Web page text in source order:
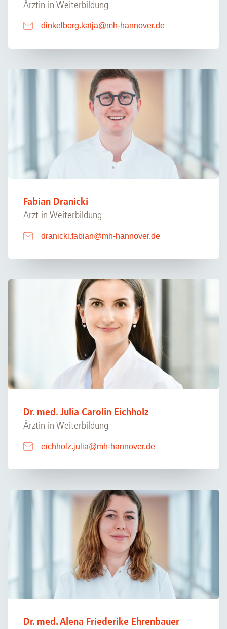
Ärztin in Weiterbildung
dinkelborg.katja@mh-hannover.de
Fabian Dranicki
Arzt in Weiterbildung
dranicki.fabian@mh-hannover.de
Dr. med. Julia Carolin Eichholz
Ärztin in Weiterbildung
eichholz.julia@mh-hannover.de
Dr. med. Alena Friederike Ehrenbauer